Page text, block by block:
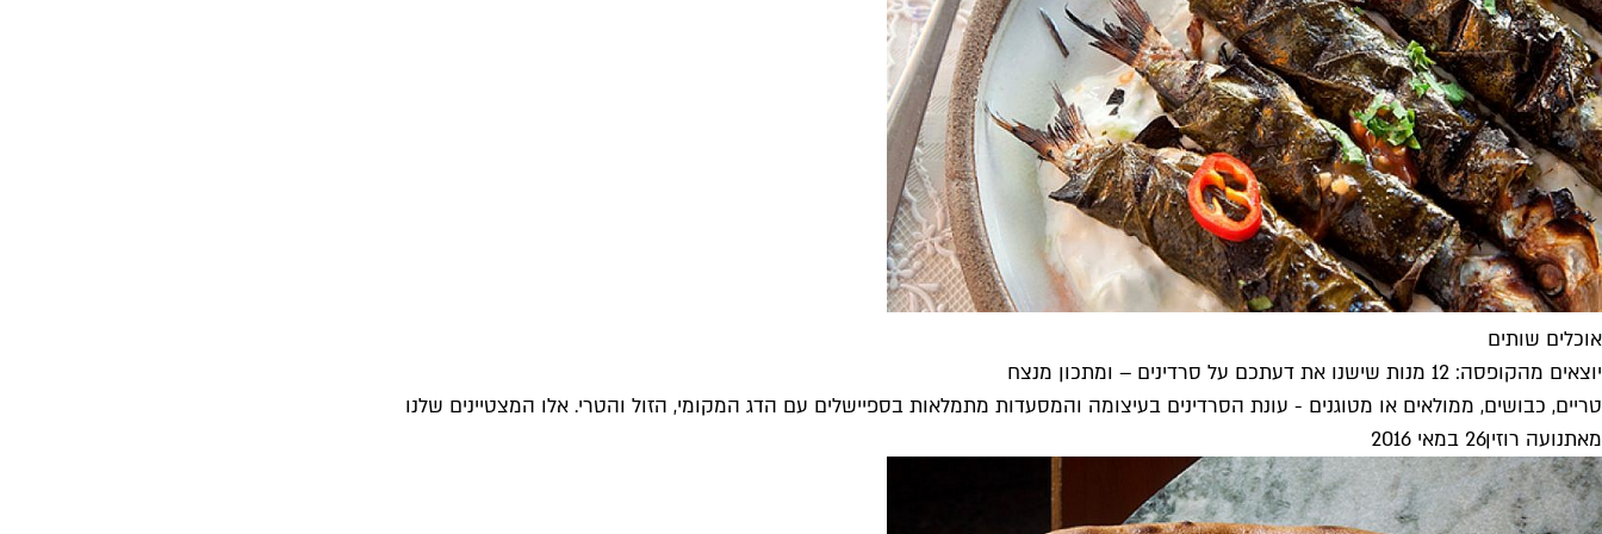
אוכלים שותים
יוצאים מהקופסה: 12 מנות שישנו את דעתכם על סרדינים – ומתכון מנצח
טריים, כבושים, ממולאים או מטוגנים - עונת הסרדינים בעיצומה והמסעדות מתמלאות בספיישלים עם הדג המקומי, הזול והטרי. אלו המצטיינים שלנו
מאתנועה רוזין26 במאי 2016